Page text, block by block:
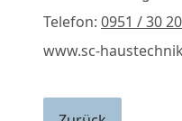
Telefon: 0951 / 30
www.sc-